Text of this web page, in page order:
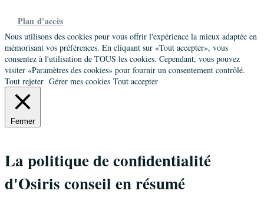
Plan d'accès
Nous utilisons des cookies pour vous offrir l'expérience la mieux adaptée en
mémorisant vos préférences. En cliquant sur «Tout accepter», vous
consentez à l'utilisation de TOUS les cookies. Cependant, vous pouvez
visiter «Paramètres des cookies» pour fournir un consentement contrôlé.
Tout rejeter Gérer mes cookies Tout accepter
Fermer
La politique de confidentialité
d'Osiris conseil en résumé